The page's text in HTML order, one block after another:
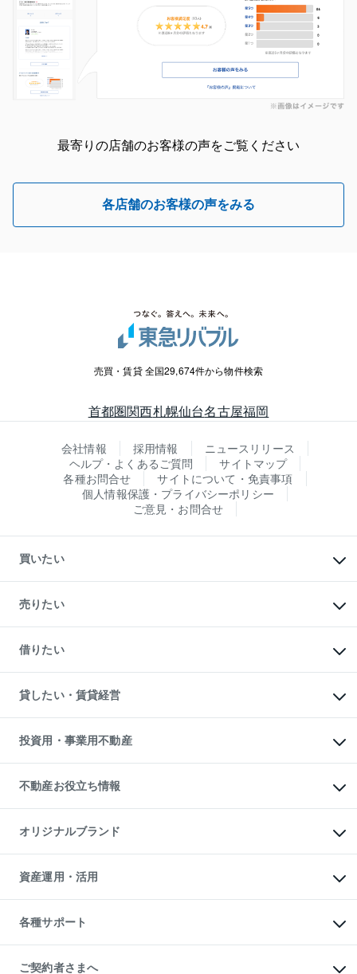
最寄りの店舗のお客様の声をご覧ください
各店舗のお客様の声をみる
売買・賃貸 全国29,674件から物件検索
首都圏関西札幌仙台名古屋福岡
会社情報 採用情報
ニュースリリース
ヘルプ・よくあるご質問
サイトマップ
各種お問合せ
サイトについて・免責事項
個人情報保護・プライバシーポリシー
ご意見・お問合せ
買いたい
新築・分譲マンションの購入
中古マンションの購入
一戸建ての購入
中古一戸建ての購入
不動産購入の流れ
注目キーワード物件特集
購入ガイド
English 繁体中文簡体中文
売りたい
一戸建ての売却・査定
土地の売却・査定
スピードAI査定
不動産査定について
不動産売却の流れ
不動産買換えの流れ
売却ガイド
借りたい
オフィス・店舗の賃貸
借りるときの流れ
借りるガイド
貸したい・賃貸経営
マンション賃料データ
賃貸管理プラン
リロケーションについて
貸すガイド
投資用・事業用不動産
事業用不動産
マンション投資
投資用マンション
アパート経営
収益物件
ビル購入（ビル一棟）
投資用不動産の売却査定
事業用不動産の売却査定
不動産お役立ち情報
マンションライブラリー
人気マンションランキング
暮らしに役立つ不動産メディア
不動産相場・不動産価格情報
不動産コラム・ニュース
不動産用語集
不動産なんでもネット相談室
住まいの税金
オリジナルブランド
一棟リノベーションマンション
L`GENTE（ルジェンテ）
区分リノベーションマンション
投資用一棟レジデンスWELL
不動産小口投資
LEGACIA（レガシア）
資産運用・活用
不動産M&A
アセットマネジメント・出資
各種サポート
相続サポート
ご契約者さまへ